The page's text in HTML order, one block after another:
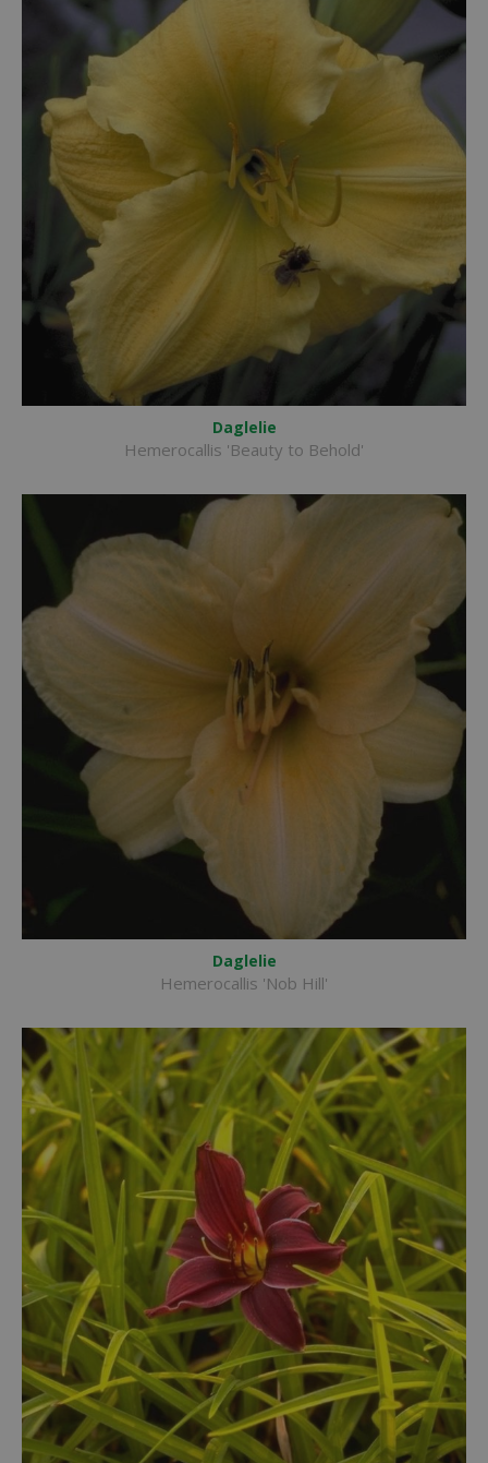
Daglelie
Hemerocallis 'Beauty to Behold'
Daglelie
Hemerocallis 'Nob Hill'